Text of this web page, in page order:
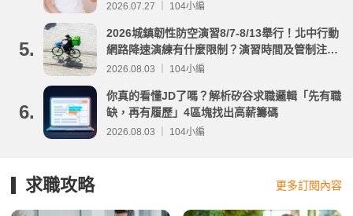
2026.07.27 ｜ 104小編
5.
2026城鎮韌性防空演習8/7-8/13舉行！北中行動
網路降速演練有什麼限制？演習時間及管制注意
事項整理
2026.08.03 ｜ 104小編
6.
你真的看懂JD了嗎？解析矽谷求職邏輯「先有職
缺，再有履歷」4區塊找出高薪籌碼
2026.08.03 ｜ 104小編
求職攻略 更多訂閱內容